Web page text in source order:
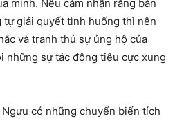
mình. Nếu cảm nhận rằng bản
tự giải quyết tình huống thì nên
và tranh thủ sự ủng hộ của
những sự tác động tiêu cực xung
có những chuyển biến tích